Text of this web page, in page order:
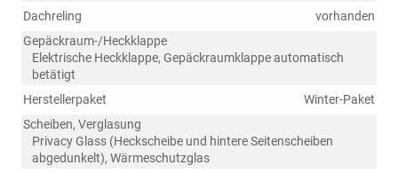
Dachreling
vorhanden
Gepäckraum-/Heckklappe
Elektrische Heckklappe, Gepäckraumklappe automatisch
betätigt
Herstellerpaket
Winter-Paket
Scheiben, Verglasung
Privacy Glass (Heckscheibe und hintere Seitenscheiben
abgedunkelt), Wärmeschutzglas